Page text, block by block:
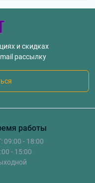
и скидках
рассылку
работы
09:00 - 18:00
- 15:00